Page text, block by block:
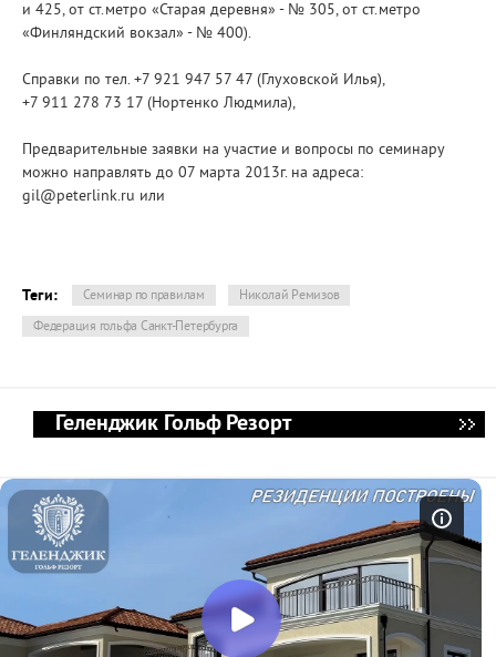
и 425, от ст.метро «Старая деревня» - № 305, от ст.метро
«Финляндский вокзал» - № 400).
Справки по тел. +7 921 947 57 47 (Глуховской Илья),
+7 911 278 73 17 (Нортенко Людмила),
Предварительные заявки на участие и вопросы по семинару
можно направлять до 07 марта 2013г. на адреса:
gil@peterlink.ru или
Теги: Семинар по правилам
Николай Ремизов
Федерация гольфа Санкт-Петербурга
Геленджик Гольф Резорт